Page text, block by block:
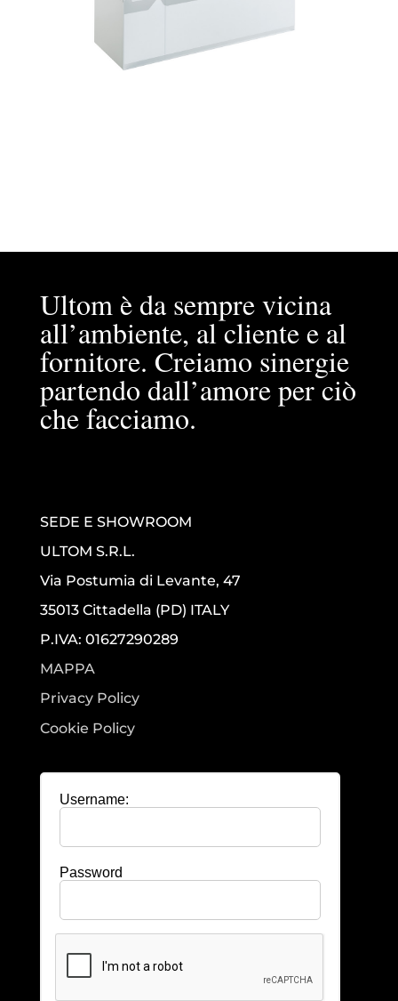
Ultom è da sempre vicina
all’ambiente, al cliente e al
fornitore. Creiamo sinergie
partendo dall’amore per ciò
che facciamo.
SEDE E SHOWROOM
ULTOM S.R.L.
Via Postumia di Levante, 47
35013 Cittadella (PD) ITALY
P.IVA: 01627290289
MAPPA
Privacy Policy
Cookie Policy
Username:
Password